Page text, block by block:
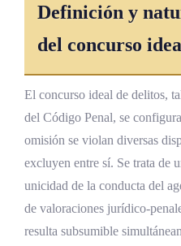
Definición y
del concurso
El concurso ideal de delitos,
del Código Penal, se
omisión se violan diversas
excluyen entre sí. Se trata de
unicidad de la conducta del
de valoraciones jurídico-
resulta subsumible